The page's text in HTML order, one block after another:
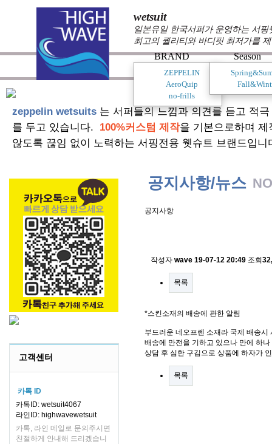
wetsuit
일본유일 한국서퍼가 운영하는 서
최고의 퀄리티와 바디핏 최저가를
BRAND
ZEPPELIN
AeroQuip
no-frills
Season
zeppelin wetsuits 는 서퍼들의 느낌과 의견를 듣고 적
를 두고 있습니다. 100%커스텀 제작을 기본으로하며
않도록 끊임 없이 노력하는 서핑전용 웻슈트 브랜드입니
고객센터
카톡 ID
카톡ID: wetsuit4067
라인ID: highwavewetsuit
카톡, 라인 메일로 문의주시면
친절하게 안내해 드리겠습니
공지사항/뉴스
공지사항
작성자 wave 19-07-12 20:49 조회
목록
*스킨소재의 배송에 관한 알림
부드러운 네오프렌 소재라 국제 배송
배송에 만전을 기하고 있으나 만에 하
상담 후 심한 구김으로 상품에 하자가
목록